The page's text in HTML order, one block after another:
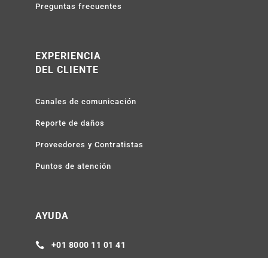
Preguntas frecuentes
EXPERIENCIA
DEL CLIENTE
Canales de comunicación
Reporte de daños
Proveedores y Contratistas
Puntos de atención
AYUDA
 +01 8000 11 01 41